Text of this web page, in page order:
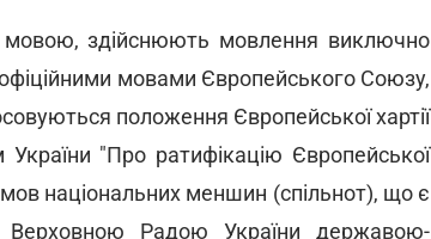
здійснюють мовлення виключно
мовами Європейського Союзу,
положення Європейської хартії
"Про ратифікацію Європейської
національних меншин (спільнот), що є
Радою України державою-